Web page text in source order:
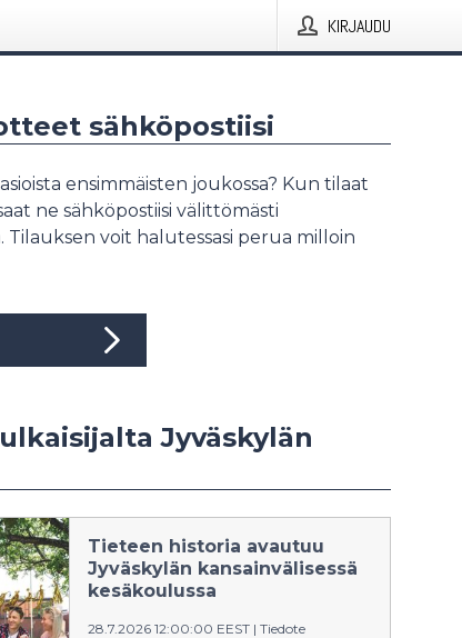
KIRJAUDU
sähköpostiisi
ensimmäisten joukossa? Kun tilaat
ne sähköpostiisi välittömästi
voit halutessasi perua milloin
Jyväskylän
Tieteen historia avautuu
Jyväskylän kansainvälisessä
kesäkoulussa
28.7.2026 12:00:00 EEST | Tiedote